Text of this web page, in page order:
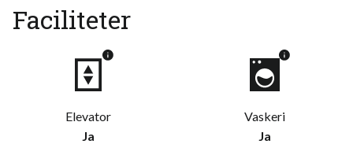
Faciliteter
Elevator
Ja
Vaskeri
Ja